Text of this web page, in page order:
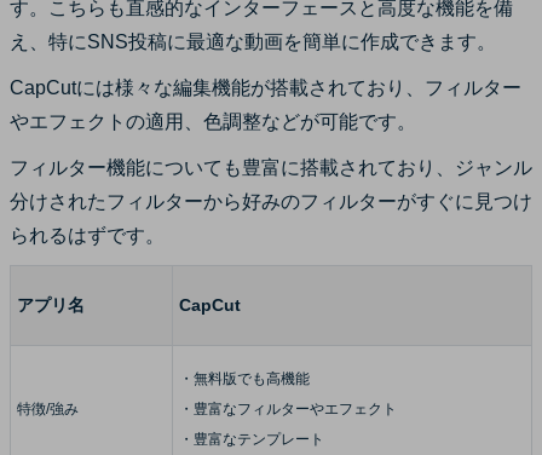
す。こちらも直感的なインターフェースと高度な機能を備
え、特にSNS投稿に最適な動画を簡単に作成できます。
CapCutには様々な編集機能が搭載されており、フィルター
やエフェクトの適用、色調整などが可能です。
フィルター機能についても豊富に搭載されており、ジャンル
分けされたフィルターから好みのフィルターがすぐに見つけ
られるはずです。
アプリ名 CapCut
特徴/強み
・無料版でも高機能
・豊富なフィルターやエフェクト
・豊富なテンプレート